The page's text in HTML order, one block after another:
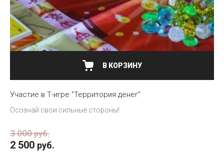
В КОРЗИНУ
Участие в Т-игре "Территория денег"
Осознай свои сильные стороны!
3 000 руб.
2 500 руб.